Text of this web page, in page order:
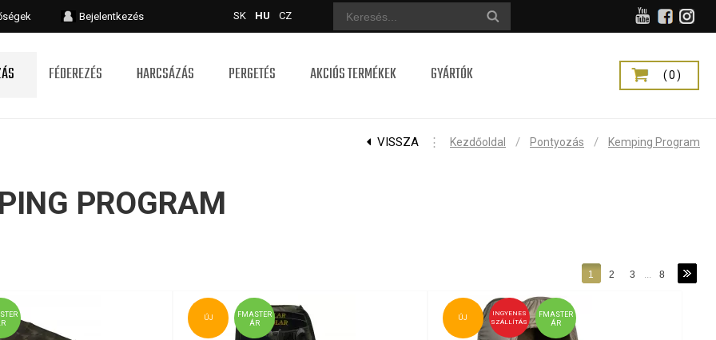
SK HU CZ
Bejelentkezés
FÉDEREZÉS HARCSÁZÁS PERGETÉS AKCIÓS TERMÉKEK GYÁRTÓK (0)
VISSZA ⋮ Kezdőoldal / Pontyozás / Kemping Program
PROGRAM
1 2 3 ... 8
FMASTER
ÁR
ÚJ
FMASTER
ÁR
INGYENES
SZÁLLÍTÁS
ÚJ